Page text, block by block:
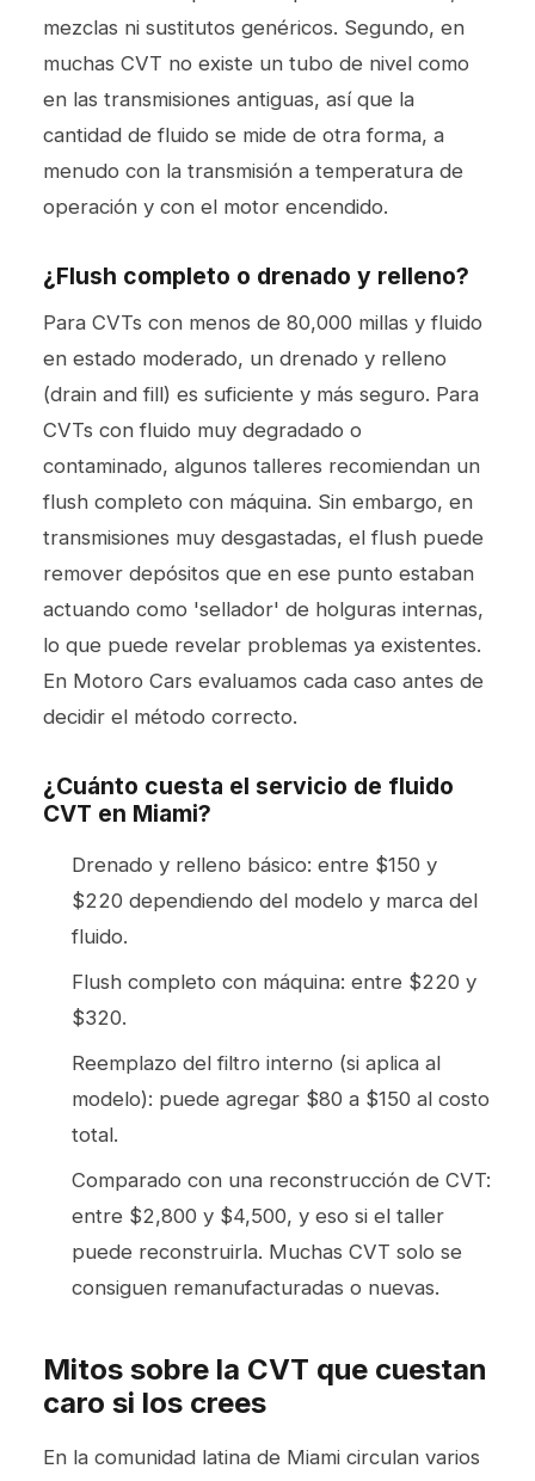
mezclas ni sustitutos genéricos. Segundo, en
muchas CVT no existe un tubo de nivel como
en las transmisiones antiguas, así que la
cantidad de fluido se mide de otra forma, a
menudo con la transmisión a temperatura de
operación y con el motor encendido.
¿Flush completo o drenado y relleno?
Para CVTs con menos de 80,000 millas y fluido
en estado moderado, un drenado y relleno
(drain and fill) es suficiente y más seguro. Para
CVTs con fluido muy degradado o
contaminado, algunos talleres recomiendan un
flush completo con máquina. Sin embargo, en
transmisiones muy desgastadas, el flush puede
remover depósitos que en ese punto estaban
actuando como 'sellador' de holguras internas,
lo que puede revelar problemas ya existentes.
En Motoro Cars evaluamos cada caso antes de
decidir el método correcto.
¿Cuánto cuesta el servicio de fluido
CVT en Miami?
Drenado y relleno básico: entre $150 y
$220 dependiendo del modelo y marca del
fluido.
Flush completo con máquina: entre $220 y
$320.
Reemplazo del filtro interno (si aplica al
modelo): puede agregar $80 a $150 al costo
total.
Comparado con una reconstrucción de CVT:
entre $2,800 y $4,500, y eso si el taller
puede reconstruirla. Muchas CVT solo se
consiguen remanufacturadas o nuevas.
Mitos sobre la CVT que cuestan
caro si los crees
En la comunidad latina de Miami circulan varios